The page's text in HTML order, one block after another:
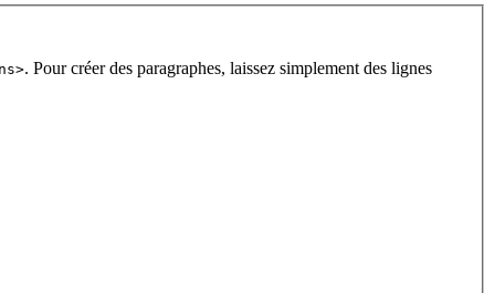
. Pour créer des paragraphes, laissez simplement des lignes